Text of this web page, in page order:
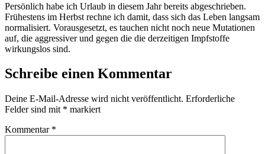
Persönlich habe ich Urlaub in diesem Jahr bereits abgeschrieben.
Frühestens im Herbst rechne ich damit, dass sich das Leben langsam
normalisiert. Vorausgesetzt, es tauchen nicht noch neue Mutationen
auf, die aggressiver und gegen die die derzeitigen Impfstoffe
wirkungslos sind.
Schreibe einen Kommentar
Deine E-Mail-Adresse wird nicht veröffentlicht. Erforderliche
Felder sind mit * markiert
Kommentar *